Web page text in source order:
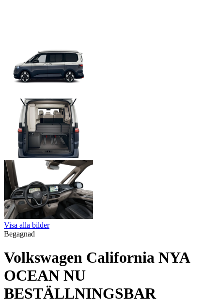
Visa alla bilder
Begagnad
Volkswagen California NYA
OCEAN NU
BESTÄLLNINGSBAR